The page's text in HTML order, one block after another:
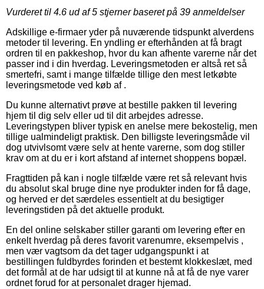
Vurderet til 4.6 ud af 5 stjerner baseret på 39 anmeldelser
Adskillige e-firmaer yder på nuværende tidspunkt alverdens
metoder til levering. En yndling er efterhånden at få bragt
ordren til en pakkeshop, hvor du kan afhente varerne når det
passer ind i din hverdag. Leveringsmetoden er altså ret så
smertefri, samt i mange tilfælde tillige den mest letkøbte
leveringsmetode ved køb af .
Du kunne alternativt prøve at bestille pakken til levering
hjem til dig selv eller ud til dit arbejdes adresse.
Leveringstypen bliver typisk en anelse mere bekostelig, men
tillige ualmindeligt praktisk. Den billigste leveringsmåde vil
dog utvivlsomt være selv at hente varerne, som dog stiller
krav om at du er i kort afstand af internet shoppens bopæl.
Fragttiden på kan i nogle tilfælde være ret så relevant hvis
du absolut skal bruge dine nye produkter inden for få dage,
og herved er det særdeles essentielt at du besigtiger
leveringstiden på det aktuelle produkt.
En del online selskaber stiller garanti om levering efter en
enkelt hverdag på deres favorit varenumre, eksempelvis ,
men vær vagtsom da det tager udgangspunkt i at
bestillingen fuldbyrdes forinden et bestemt klokkeslæt, med
det formål at de har udsigt til at kunne nå at få de nye varer
ordnet forud for at personalet drager hjemad.